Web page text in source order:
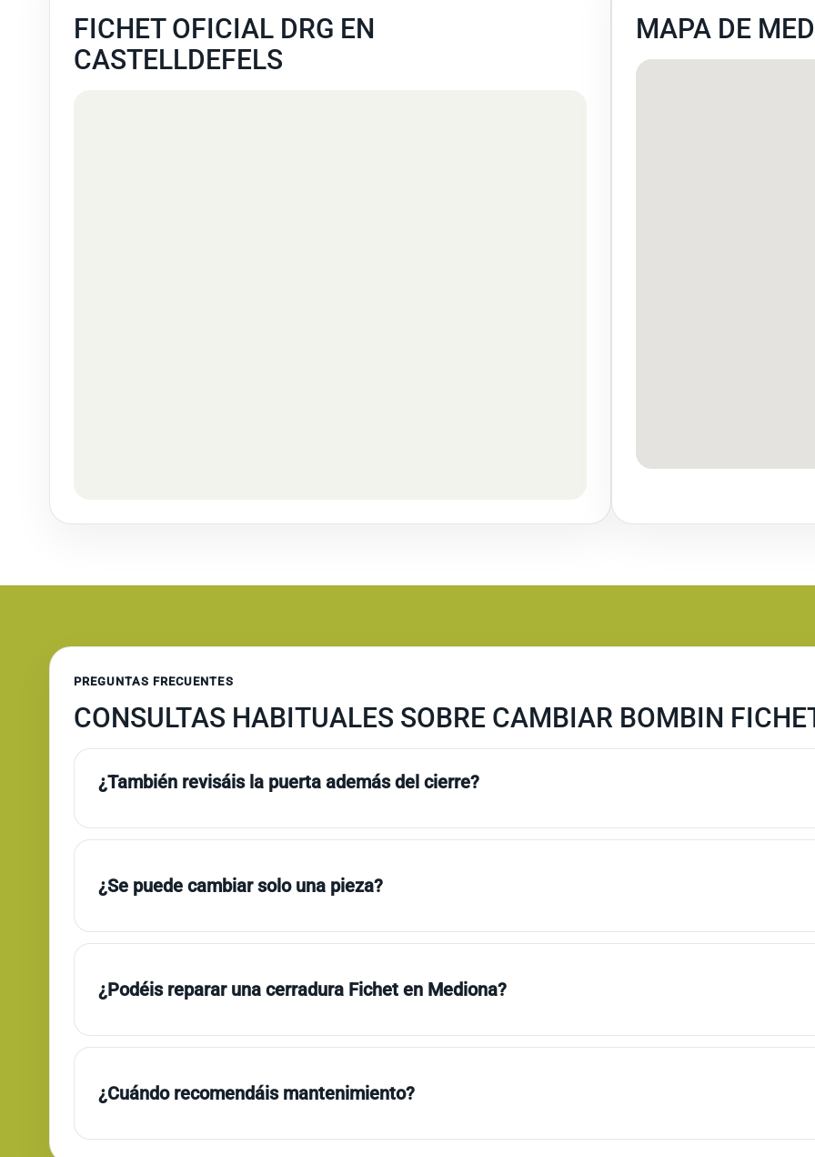
FICHET OFICIAL DRG EN
CASTELLDEFELS
MAPA DE
PREGUNTAS FRECUENTES
CONSULTAS HABITUALES SOBRE CAMBIAR BOMBIN
¿También revisáis la puerta además del cierre?
¿Se puede cambiar solo una pieza?
¿Podéis reparar una cerradura Fichet en Mediona?
¿Cuándo recomendáis mantenimiento?